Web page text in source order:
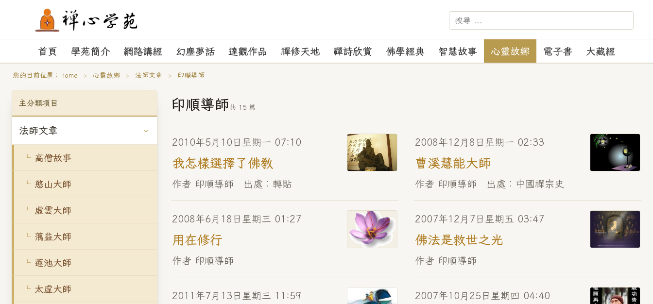
首頁 學苑簡介 網路講經 幻塵夢話 達觀作品 禪修天地 禪詩欣賞 佛學經典 智慧故事 心靈故鄉 電子書 大藏經
您的目前位置： Home › 心靈故鄉 › 法師文章 › 印順導師
主分類項目
法師文章
高僧故事
憨山大師
虛雲大師
蕅益大師
蓮池大師
太虛大師
印順導師共 15 篇
2010年5月10日星期一 07:10
我怎樣選擇了佛教
作者 印順導師 出處︰轉貼
2008年12月8日星期一 02:33
曹溪慧能大師
作者 印順導師 出處︰中國禪宗史
2008年6月18日星期三 01:27
用在修行
作者 印順導師
2007年12月7日星期五 03:47
佛法是救世之光
作者 印順導師
2011年7月13日星期三 11:59 2007年10月25日星期四 04:40